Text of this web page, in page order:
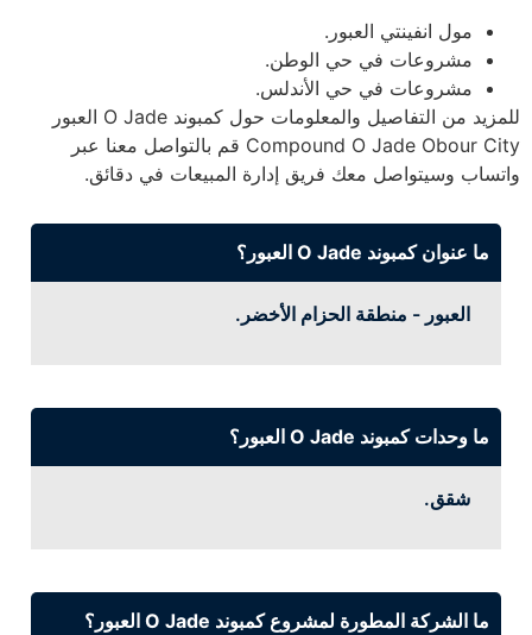
مول انفينتي العبور.
مشروعات في حي الوطن.
مشروعات في حي الأندلس.
للمزيد من التفاصيل والمعلومات حول كمبوند O Jade العبور
Compound O Jade Obour City قم بالتواصل معنا عبر
واتساب وسيتواصل معك فريق إدارة المبيعات في دقائق.
ما عنوان كمبوند O Jade العبور؟
العبور - منطقة الحزام الأخضر.
ما وحدات كمبوند O Jade العبور؟
شقق.
ما الشركة المطورة لمشروع كمبوند O Jade العبور؟